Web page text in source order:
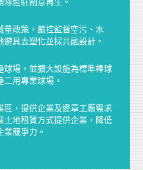
進駐創意再生。
量政策，嚴控監督空污、水
遊具去塑化並採共融設計。
球場，並擴大設施為標準棒球
二用專業球場。
區，提供企業及違章工廠需求
土地租賃方式提供企業，降低
業競爭力。